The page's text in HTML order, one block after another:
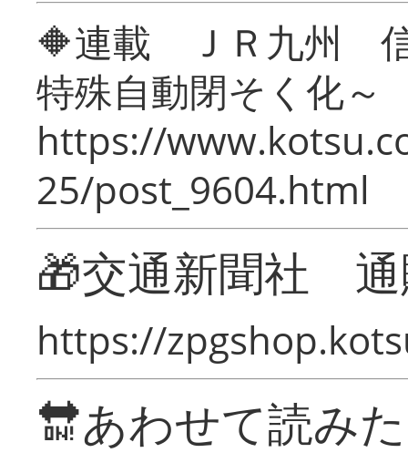
🔶連載 ＪＲ九州 信
特殊自動閉そく化～
https://
25/post_9604.html
🎁交通新聞社
https://
🔛あわせて読み